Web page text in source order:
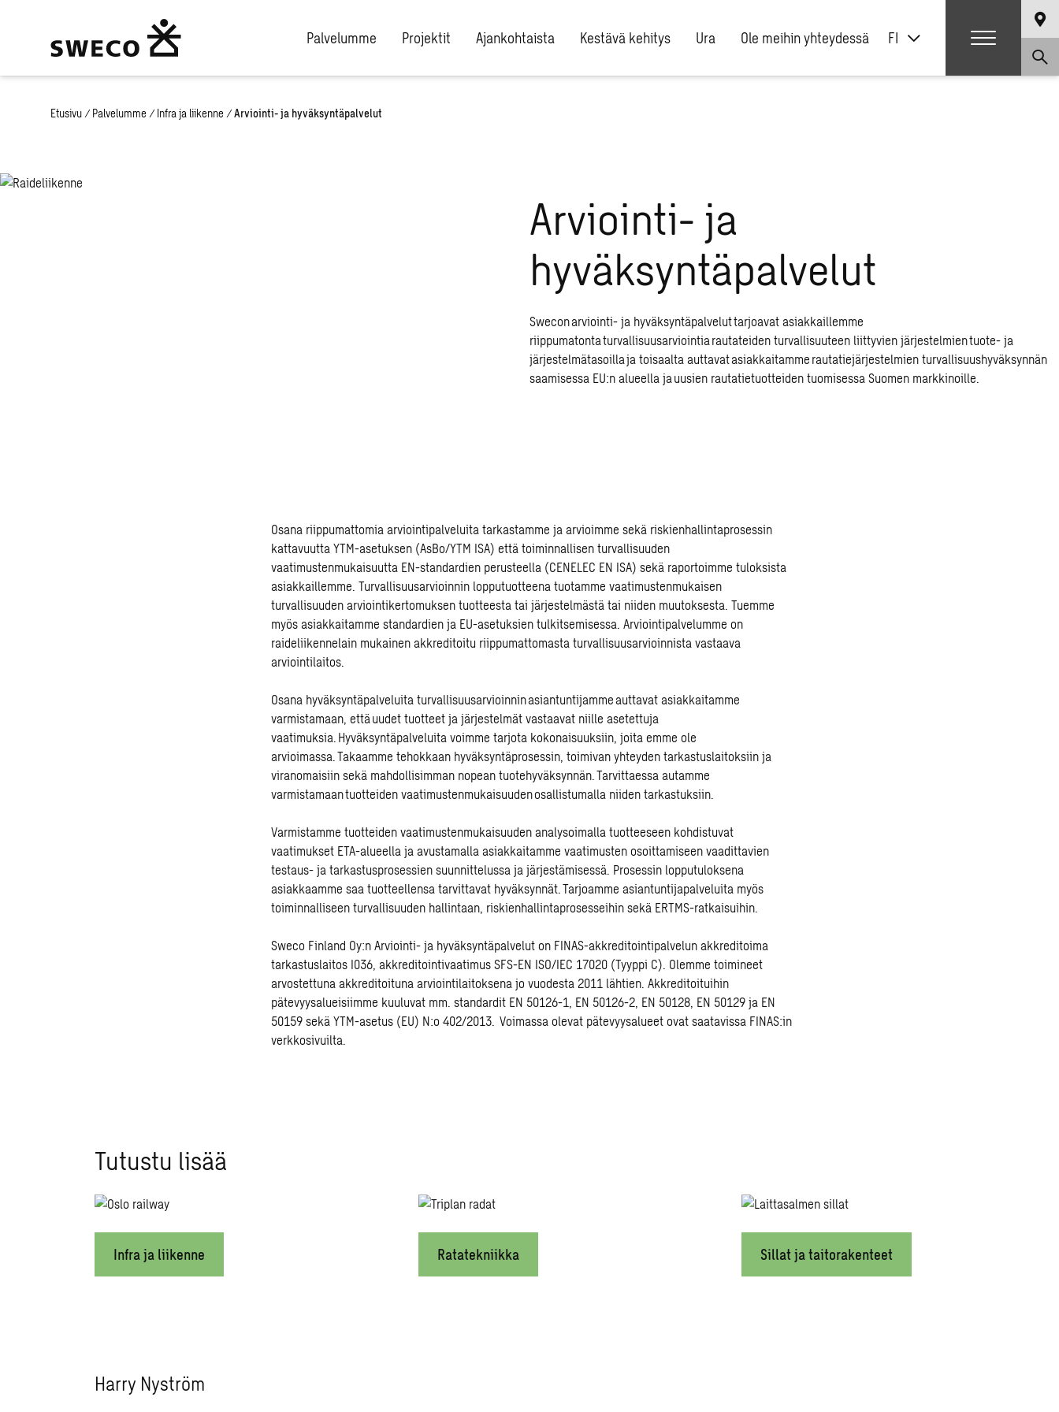
Palvelumme Projektit Ajankohtaista Kestävä kehitys Ura Ole meihin yhteydessä FI
Etusivu / Palvelumme / Infra ja liikenne / Arviointi- ja hyväksyntäpalvelut
Arviointi- ja
hyväksyntäpalvelut
Sweconarviointi- ja hyväksyntäpalvelut tarjoavat asiakkaillemme
riippumatonta turvallisuusarviointia rautateiden turvallisuuteen liittyvien järjestelmien tuote- ja
järjestelmätasoilla ja toisaalta auttavat asiakkaitamme rautatiejärjestelmien turvallisuushyväksynnän
saamisessa EU:n alueella ja uusien rautatietuotteiden tuomisessa Suomen markkinoille.
Osana riippumattomia arviointipalveluita tarkastamme ja arvioimme sekä riskienhallintaprosessin
kattavuutta YTM-asetuksen (AsBo/YTM ISA) että toiminnallisen turvallisuuden
vaatimustenmukaisuutta EN-standardien perusteella (CENELEC EN ISA) sekä raportoimme tuloksista
asiakkaillemme. Turvallisuusarvioinnin lopputuotteena tuotamme vaatimustenmukaisen
turvallisuuden arviointikertomuksen tuotteesta tai järjestelmästä tai niiden muutoksesta. Tuemme
myös asiakkaitamme standardien ja EU-asetuksien tulkitsemisessa. Arviointipalvelumme on
raideliikennelain mukainen akkreditoitu riippumattomasta turvallisuusarvioinnista vastaava
arviointilaitos.
Osana hyväksyntäpalveluita turvallisuusarvioinnin asiantuntijamme auttavat asiakkaitamme
varmistamaan, että uudet tuotteet ja järjestelmät vastaavat niille asetettuja
vaatimuksia. Hyväksyntäpalveluita voimme tarjota kokonaisuuksiin, joita emme ole
arvioimassa. Takaamme tehokkaan hyväksyntäprosessin, toimivan yhteyden tarkastuslaitoksiin ja
viranomaisiin sekä mahdollisimman nopean tuotehyväksynnän. Tarvittaessa autamme
varmistamaan tuotteiden vaatimustenmukaisuuden osallistumalla niiden tarkastuksiin.
Varmistamme tuotteiden vaatimustenmukaisuuden analysoimalla tuotteeseen kohdistuvat
vaatimukset ETA-alueella ja avustamalla asiakkaitamme vaatimusten osoittamiseen vaadittavien
testaus- ja tarkastusprosessien suunnittelussa ja järjestämisessä. Prosessin lopputuloksena
asiakkaamme saa tuotteellensa tarvittavat hyväksynnät. Tarjoamme asiantuntijapalveluita myös
toiminnalliseen turvallisuuden hallintaan, riskienhallintaprosesseihin sekä ERTMS-ratkaisuihin.
Sweco Finland Oy:n Arviointi- ja hyväksyntäpalvelut on FINAS-akkreditointipalvelun akkreditoima
tarkastuslaitos I036, akkreditointivaatimus SFS-EN ISO/IEC 17020 (Tyyppi C). Olemme toimineet
arvostettuna akkreditoituna arviointilaitoksena jo vuodesta 2011 lähtien. Akkreditoituihin
pätevyysalueisiimme kuuluvat mm. standardit EN 50126-1, EN 50126-2, EN 50128, EN 50129 ja EN
50159 sekä YTM-asetus (EU) N:o 402/2013. Voimassa olevat pätevyysalueet ovat saatavissa FINAS:in
verkkosivuilta.
Tutustu lisää
Infra ja liikenne Ratatekniikka Sillat ja taitorakenteet
Harry Nyström